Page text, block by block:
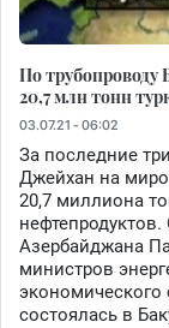
По трубопроводу
20,7 млн тонн
03.07.21 - 06:02
За последние
Джейхан на
20,7 миллиона
Азербайджана
министров
экономического
состоялась в